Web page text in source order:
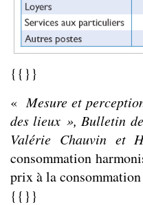
{{}}
« Mesure et
des lieux », Bulletin
Valérie Chauvin et
consommation
prix à la
{{}}